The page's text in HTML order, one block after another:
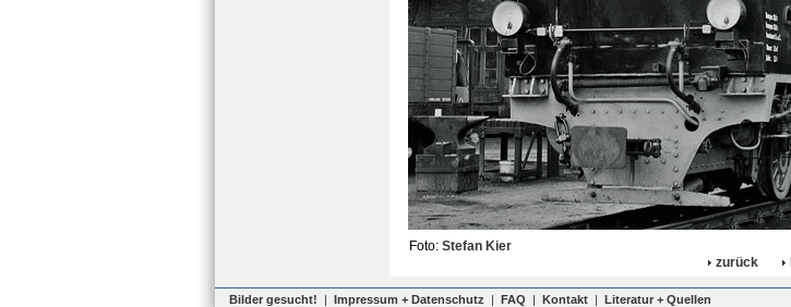
Foto: Stefan Kier
zurück
Bilder gesucht! | Impressum + Datenschutz | FAQ | Kontakt | Literatur + Quellen